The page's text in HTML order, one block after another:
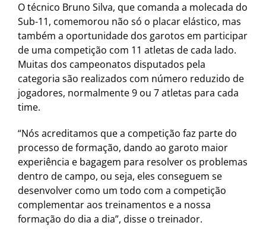
O técnico Bruno Silva, que comanda a molecada do
Sub-11, comemorou não só o placar elástico, mas
também a oportunidade dos garotos em participar
de uma competição com 11 atletas de cada lado.
Muitas dos campeonatos disputados pela
categoria são realizados com número reduzido de
jogadores, normalmente 9 ou 7 atletas para cada
time.
“Nós acreditamos que a competição faz parte do
processo de formação, dando ao garoto maior
experiência e bagagem para resolver os problemas
dentro de campo, ou seja, eles conseguem se
desenvolver como um todo com a competição
complementar aos treinamentos e a nossa
formação do dia a dia”, disse o treinador.